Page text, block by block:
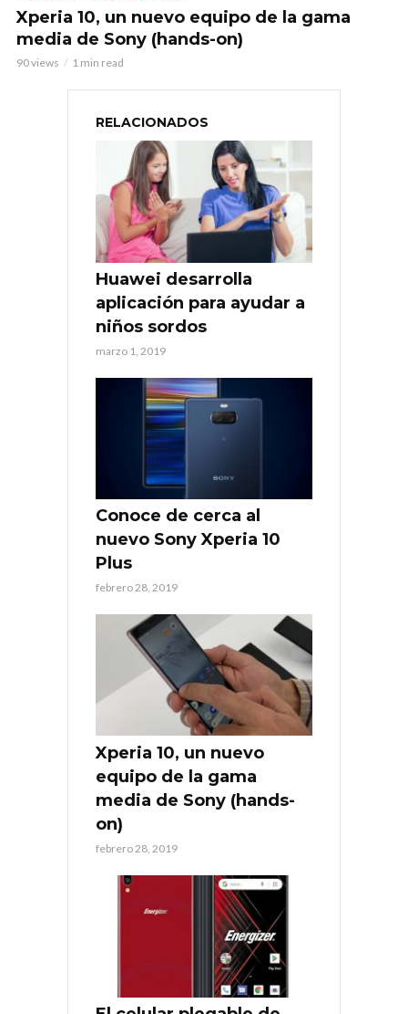
Xperia 10, un nuevo equipo de la gama
media de Sony (hands-on)
90 views 1 min read
RELACIONADOS
Huawei desarrolla
aplicación para ayudar a
niños sordos
marzo 1, 2019
Conoce de cerca al
nuevo Sony Xperia 10
Plus
febrero 28, 2019
Xperia 10, un nuevo
equipo de la gama
media de Sony (hands-
on)
febrero 28, 2019